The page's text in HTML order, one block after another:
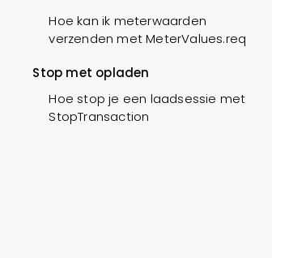
Hoe kan ik meterwaarden
verzenden met MeterValues.req
Stop met opladen
Hoe stop je een laadsessie met
StopTransaction